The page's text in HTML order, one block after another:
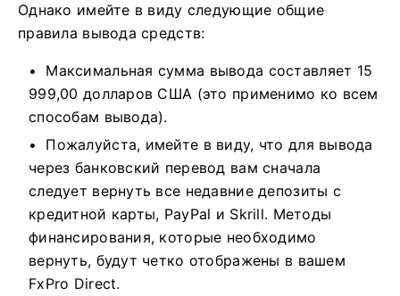
Однако имейте в виду следующие общие
правила вывода средств:
Максимальная сумма вывода составляет 15
999,00 долларов США (это применимо ко всем
способам вывода).
Пожалуйста, имейте в виду, что для вывода
через банковский перевод вам сначала
следует вернуть все недавние депозиты с
кредитной карты, PayPal и Skrill. Методы
финансирования, которые необходимо
вернуть, будут четко отображены в вашем
FxPro Direct.